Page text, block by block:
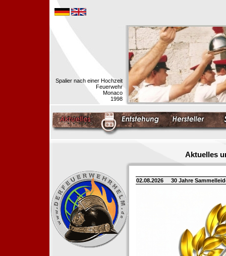
Spalier nach einer Hochzeit
Feuerwehr
Monaco
1998
Aktuelles
02.08.2026 30 Jahre